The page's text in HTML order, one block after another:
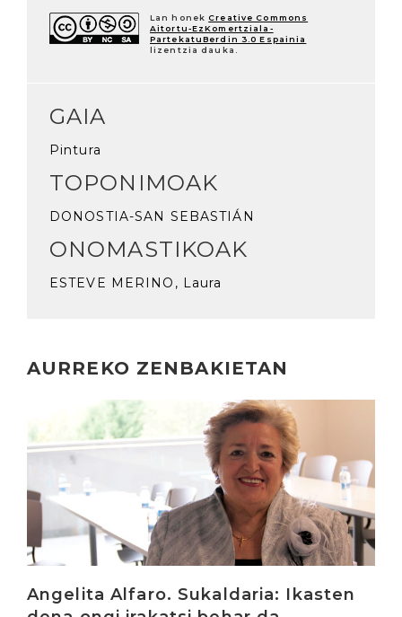
Lan honek Creative Commons
Aitortu-EzKomertziala-
PartekatuBerdin 3.0 Espainia
lizentzia dauka.
GAIA
Pintura
TOPONIMOAK
DONOSTIA-SAN SEBASTIÁN
ONOMASTIKOAK
ESTEVE MERINO, Laura
AURREKO ZENBAKIETAN
Angelita Alfaro. Sukaldaria: Ikasten